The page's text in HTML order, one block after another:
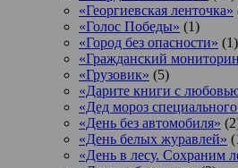
«Георгиевская ленточка»
«Голос Победы» (1)
«Город без опасности» (1)
«Гражданский
«Грузовик» (5)
«Дарите книги с
«Дед мороз
«День без автомобиля»
«День белых журавлей»
«День в лесу. Сохраним